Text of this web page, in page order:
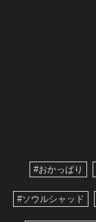
#おかっぱり
#ソウルシャッド